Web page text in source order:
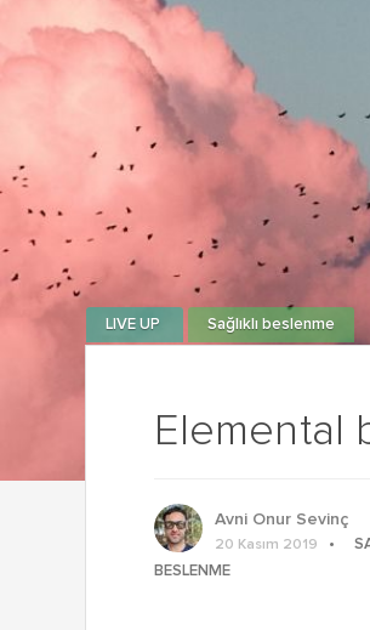
Elemental
LIVE UP Sağlıklı beslenme
Avni Onur Sevinç
20 Kasım 2019
BESLENME